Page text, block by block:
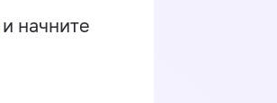
и начните